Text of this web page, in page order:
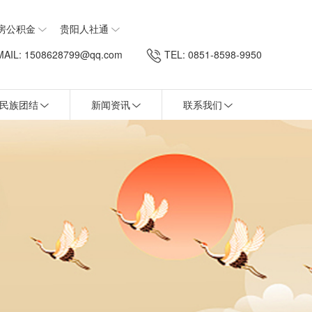
公积金
贵阳人社通
1508628799@qq.com
TEL: 0851-8598-9950
民族团结 新闻资讯 联系我们